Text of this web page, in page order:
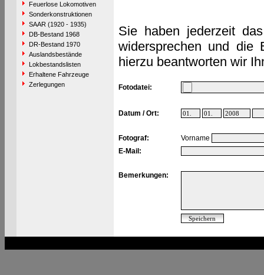
Feuerlose Lokomotiven
Sonderkonstruktionen
SAAR (1920 - 1935)
DB-Bestand 1968
DR-Bestand 1970
Auslandsbestände
Lokbestandslisten
Erhaltene Fahrzeuge
Zerlegungen
Sie haben jederzeit
widersprechen und die
hierzu beantworten wir
Fotodatei:
Datum / Ort:
Fotograf:
Vorname
E-Mail:
Bemerkungen: